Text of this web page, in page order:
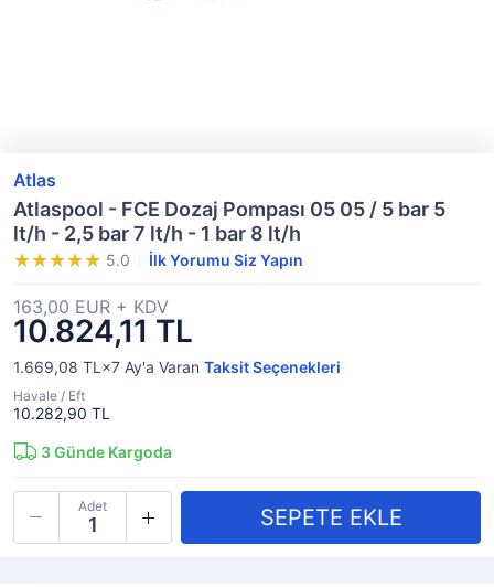
Atlas
Atlaspool - FCE Dozaj Pompası 05 05 / 5 bar 5
lt/h - 2,5 bar 7 lt/h - 1 bar 8 lt/h
5.0 İlk Yorumu Siz Yapın
10.824,11 TL
163,00 EUR + KDV
1.669,08 TL×7 Ay'a Varan Taksit Seçenekleri
Havale / Eft
10.282,90 TL
3Günde Kargoda
Adet